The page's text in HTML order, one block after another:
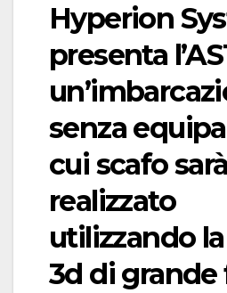
Hyperion
presenta
senza
cui scafo sarà
realizzato
utilizzando
3d di